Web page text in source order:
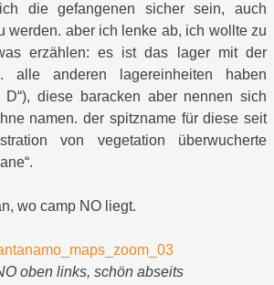
die gefangenen sicher sein, auch
werden. aber ich lenke ab, ich wollte zu
erzählen: es ist das lager mit der
alle anderen lagereinheiten haben
D“), diese baracken aber nennen sich
namen. der spitzname für diese seit
von vegetation überwucherte
wo camp NO liegt.
oben links, schön abseits